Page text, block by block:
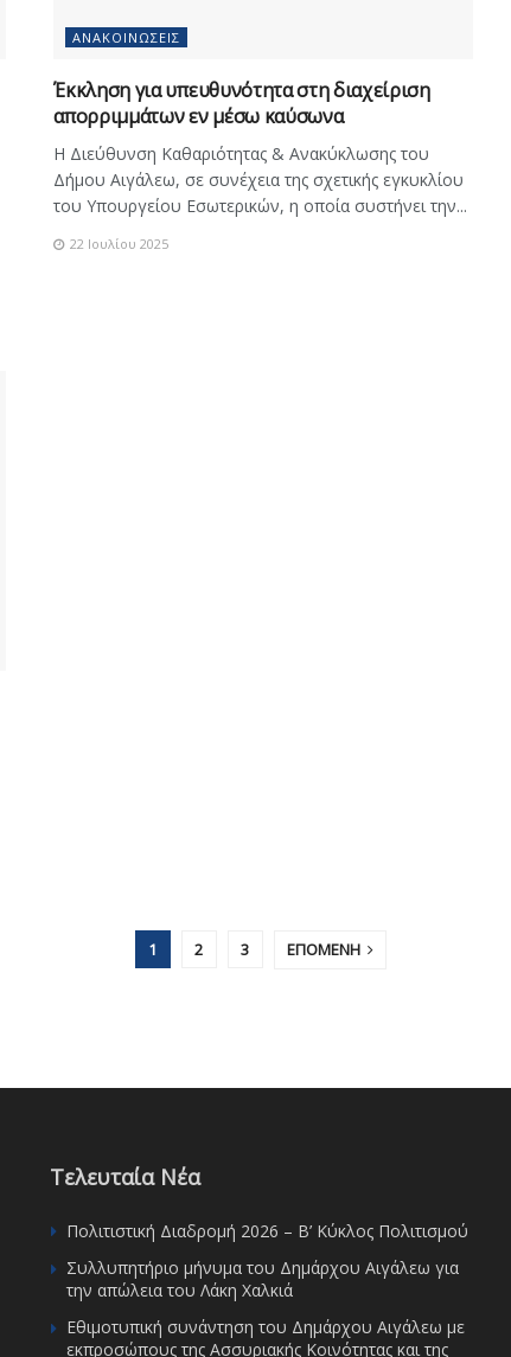
ΑΝΑΚΟΙΝΏΣΕΙΣ
Έκκληση για υπευθυνότητα στη διαχείριση
απορριμμάτων εν μέσω καύσωνα
Η Διεύθυνση Καθαριότητας & Ανακύκλωσης του
Δήμου Αιγάλεω, σε συνέχεια της σχετικής εγκυκλίου
του Υπουργείου Εσωτερικών, η οποία συστήνει την...
22 Ιουλίου 2025
1 2 3 ΕΠΟΜΕΝΗ
Τελευταία Νέα
Πολιτιστική Διαδρομή 2026 – Β’ Κύκλος Πολιτισμού
Συλλυπητήριο μήνυμα του Δημάρχου Αιγάλεω για
την απώλεια του Λάκη Χαλκιά
Εθιμοτυπική συνάντηση του Δημάρχου Αιγάλεω με
εκπροσώπους της Ασσυριακής Κοινότητας και της